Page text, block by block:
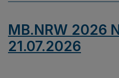
MB.NRW 2026
21.07.2026